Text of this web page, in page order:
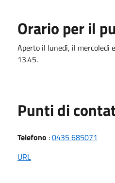
Orario per il
Aperto il lunedì, il mercoledì
13.45.
Punti di
Telefono :0435 685071
URL